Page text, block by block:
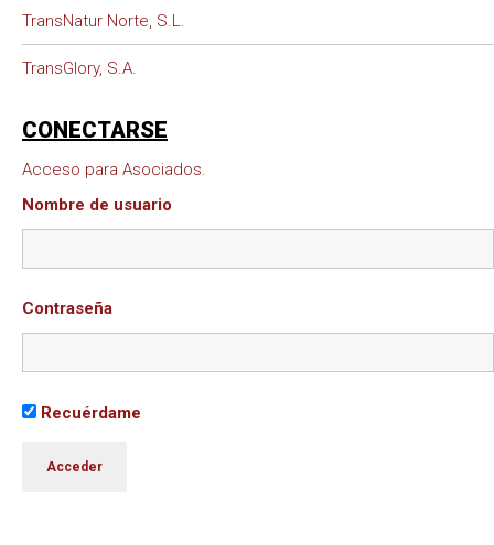
TransNatur Norte, S.L.
TransGlory, S.A.
CONECTARSE
Acceso para Asociados.
Nombre de usuario
Contraseña
Recuérdame